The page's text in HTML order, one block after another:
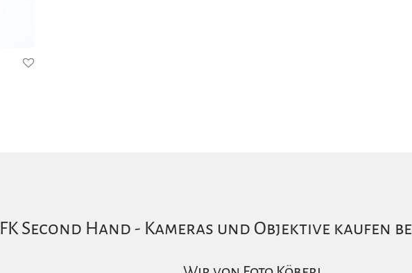
FK Second Hand - Kameras und Objektive kaufen